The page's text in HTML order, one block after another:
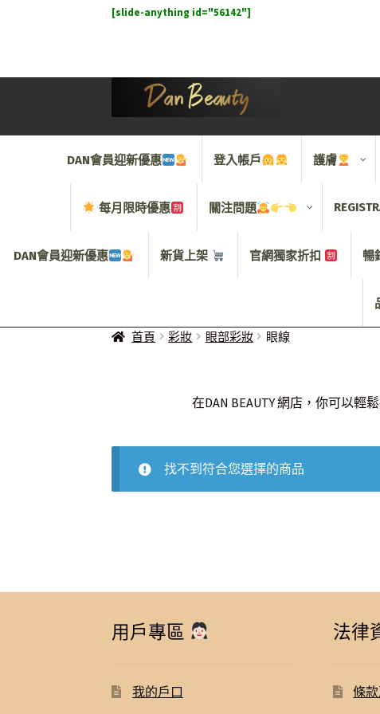
[slide-anything id="56142"]
DAN會員迎新優惠 登入帳戶 護膚
每月限時優惠 關注問題
DAN會員迎新優惠 新貨上架 官網獨家折扣 暢
首頁 彩妝 眼部彩妝 眼線
在DAN BEAUTY 網店，你可以
找不到符合您選擇的商品
用戶專區
我的戶口
法律
條